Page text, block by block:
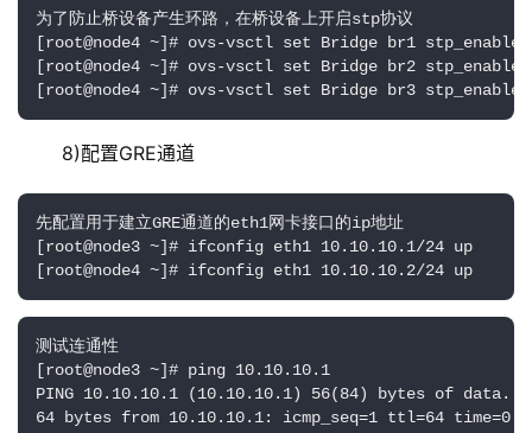
为了防止桥设备产生环路，在桥设备上开启stp协议
[root@node4 ~]# ovs-vsctl set Bridge br1
[root@node4 ~]# ovs-vsctl set Bridge br2
[root@node4 ~]# ovs-vsctl set Bridge br3
8)配置GRE通道
先配置用于建立GRE通道的eth1网卡接口的ip地址
[root@node3 ~]# ifconfig eth1 10.10.10.1/24 up
[root@node4 ~]# ifconfig eth1 10.10.10.2/24 up
测试连通性
[root@node3 ~]# ping 10.10.10.1
PING 10.10.10.1 (10.10.10.1) 56(84) bytes of data.
64 bytes from 10.10.10.1: icmp_seq=1 ttl=64